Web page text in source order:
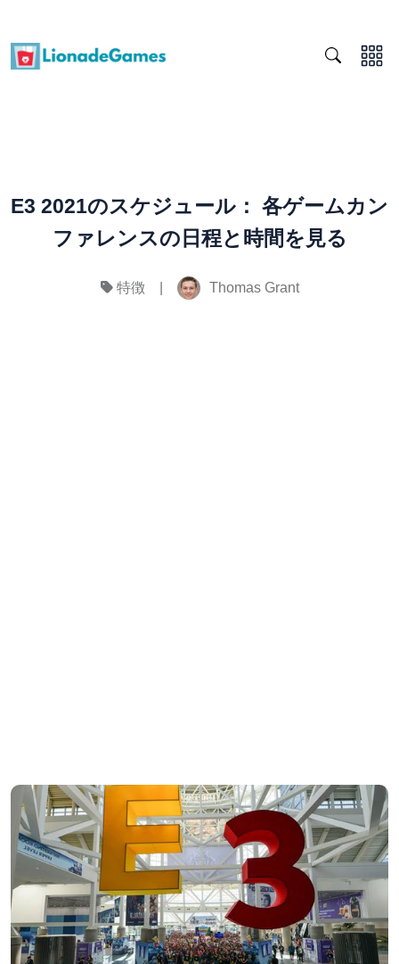
E3 2021のスケジュール： 各ゲームカン
ファレンスの日程と時間を見る
特徴 Thomas Grant